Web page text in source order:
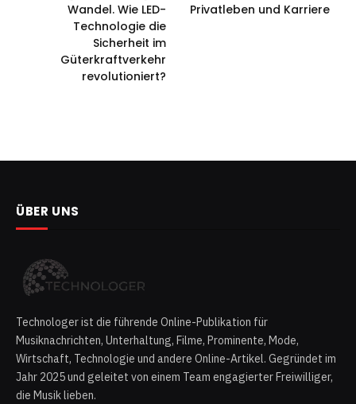
Wandel. Wie LED-
Technologie die
Sicherheit im
Güterkraftverkehr
revolutioniert?
Privatleben und Karriere
ÜBER UNS
Technologer ist die führende Online-Publikation für
Musiknachrichten, Unterhaltung, Filme, Prominente, Mode,
Wirtschaft, Technologie und andere Online-Artikel. Gegründet im
Jahr 2025 und geleitet von einem Team engagierter Freiwilliger,
die Musik lieben.